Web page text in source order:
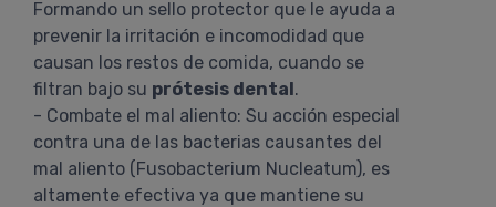
Formando un sello protector que le ayuda a
prevenir la irritación e incomodidad que
causan los restos de comida, cuando se
filtran bajo su prótesis dental.
- Combate el mal aliento: Su acción especial
contra una de las bacterias causantes del
mal aliento (Fusobacterium Nucleatum), es
altamente efectiva ya que mantiene su